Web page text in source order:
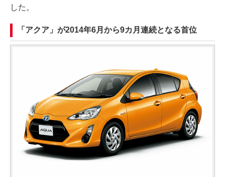
した。
「アクア」が2014年6月から9カ月連続となる首位